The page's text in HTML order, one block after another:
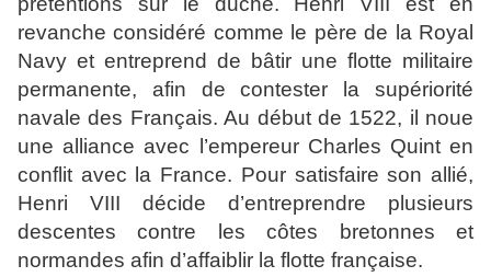
revanche considéré comme le père de la Royal
Navy et entreprend de bâtir une flotte militaire
permanente, afin de contester la supériorité
navale des Français. Au début de 1522, il noue
une alliance avec l’empereur Charles Quint en
conflit avec la France. Pour satisfaire son allié,
Henri VIII décide d’entreprendre plusieurs
descentes contre les côtes bretonnes et
normandes afin d’affaiblir la flotte française.